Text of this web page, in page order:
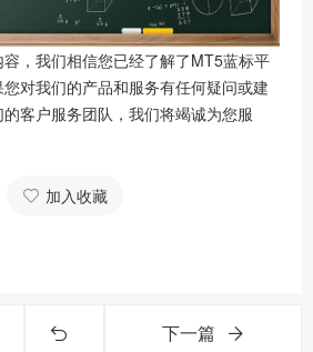
，我们相信您已经了解了MT5蓝标平
对我们的产品和服务有任何疑问或建
客户服务团队，我们将竭诚为您服
加入收藏
下一篇